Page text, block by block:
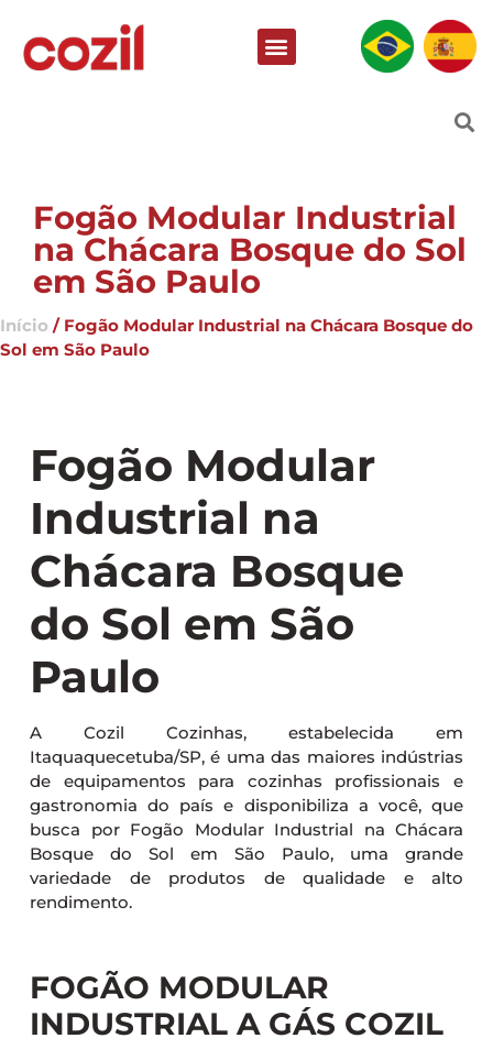
Fogão Modular Industrial
na Chácara Bosque do Sol
em São Paulo
Início / Fogão Modular Industrial na Chácara Bosque do
Sol em São Paulo
Fogão Modular
Industrial na
Chácara Bosque
do Sol em São
Paulo
A Cozil Cozinhas, estabelecida em
Itaquaquecetuba/SP, é uma das maiores indústrias
de equipamentos para cozinhas profissionais e
gastronomia do país e disponibiliza a você, que
busca por Fogão Modular Industrial na Chácara
Bosque do Sol em São Paulo, uma grande
variedade de produtos de qualidade e alto
rendimento.
FOGÃO MODULAR
INDUSTRIAL A GÁS COZIL